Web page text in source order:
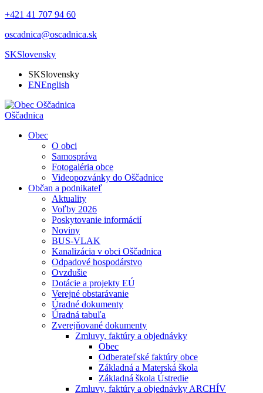
+421 41 707 94 60
oscadnica@oscadnica.sk
SKSlovensky
SKSlovensky
ENEnglish
Oščadnica
Obec
O obci
Samospráva
Fotogaléria obce
Videopozvánky do Oščadnice
Občan a podnikateľ
Aktuality
Voľby 2026
Poskytovanie informácií
Noviny
BUS-VLAK
Kanalizácia v obci Oščadnica
Odpadové hospodárstvo
Ovzdušie
Dotácie a projekty EÚ
Verejné obstarávanie
Úradné dokumenty
Úradná tabuľa
Zverejňované dokumenty
Zmluvy, faktúry a objednávky
Obec
Odberateľské faktúry obce
Základná a Materská škola
Základná škola Ústredie
Zmluvy, faktúry a objednávky ARCHÍV